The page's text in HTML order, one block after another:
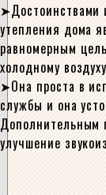
Достоинствами
утепления дома
равномерным
холодному
Она проста в
службы и она
Дополнительным
улучшение